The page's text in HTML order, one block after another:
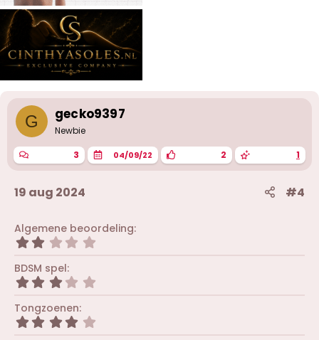
G gecko9397
Newbie
3 04/09/22 2 1
19 aug 2024 #4
Algemene beoordeling
BDSM spel
Tongzoenen